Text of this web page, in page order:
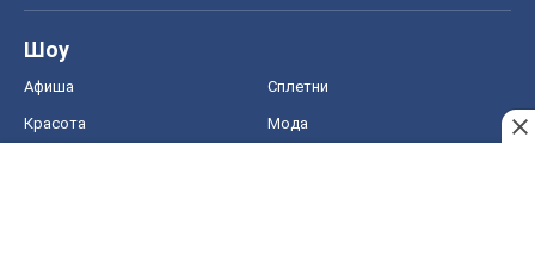
Шоу
Афиша Сплетни
Красота Мода